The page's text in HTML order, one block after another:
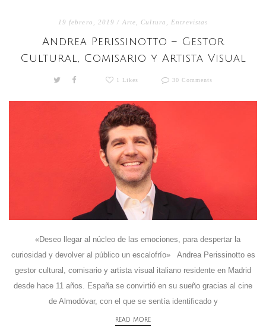
19 febrero, 2019 / Arte Cultura Entrevistas
Andrea Perissinotto – Gestor
Cultural, Comisario y Artista Visual
1 Likes 30 Comments
«Deseo llegar al núcleo de las emociones, para despertar la
curiosidad y devolver al público un escalofrío» Andrea Perissinotto es
gestor cultural, comisario y artista visual italiano residente en Madrid
desde hace 11 años. España se convirtió en su sueño gracias al cine
de Almodóvar, con el que se sentía identificado y
READ MORE